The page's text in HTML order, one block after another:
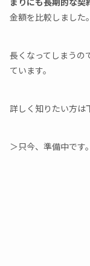
金額を比較しました。
長くなってしまうの
ています。
詳しく知りたい方は
＞只今、準備中です。